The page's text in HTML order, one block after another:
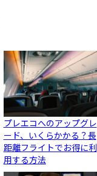
プレエコへのアップグレ
ード、いくらかかる？長
距離フライトでお得に利
用する方法